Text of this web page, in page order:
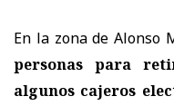
En la zona de Alonso
personas para
algunos cajeros